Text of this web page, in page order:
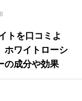
トを口コミよ
ワイトローシ
の成分や効果